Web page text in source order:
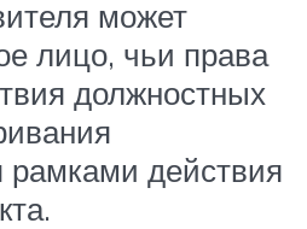
может
лицо, чьи права
должностных
рамками действия